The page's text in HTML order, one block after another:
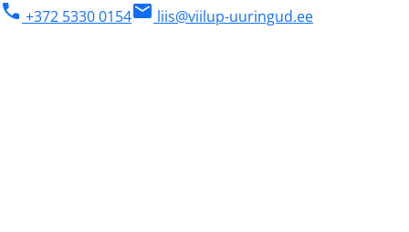
phone +372 5330 0154mail liis@viilup-uuringud.ee